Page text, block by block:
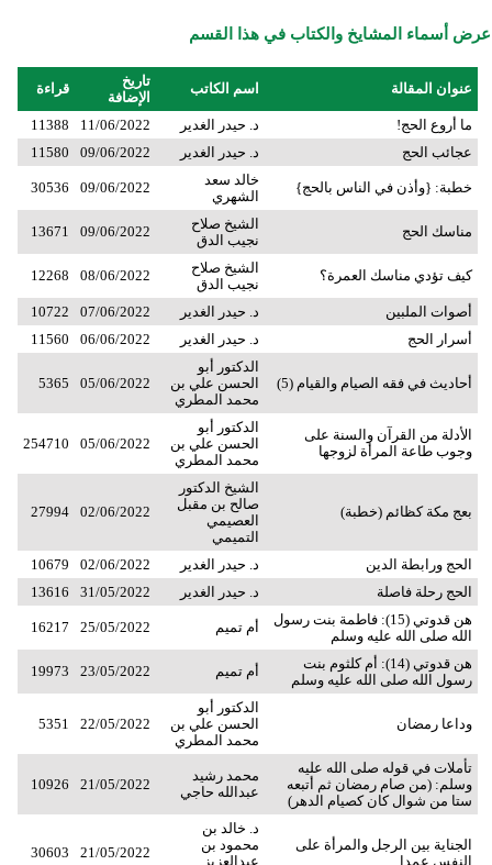
عرض أسماء المشايخ والكتاب في هذا القسم
عنوان المقالة اسم الكاتب
تاريخ
الإضافة
قراءة
ما أروع الحج! د. حيدر الغدير 11/06/2022
11388
عجائب الحج
د. حيدر الغدير 09/06/2022
11580
خطبة: {وأذن في الناس بالحج}
خالد سعد
الشهري
09/06/2022
30536
مناسك الحج
الشيخ صلاح
نجيب الدق
09/06/2022
13671
كيف تؤدي مناسك العمرة؟
الشيخ صلاح
نجيب الدق
08/06/2022
12268
أصوات الملبين د. حيدر الغدير 07/06/2022
10722
أسرار الحج
د. حيدر الغدير 06/06/2022
11560
أحاديث في فقه الصيام والقيام (5)
الدكتور أبو
الحسن علي بن
محمد المطري
05/06/2022
5365
الأدلة من القرآن والسنة على
وجوب طاعة المرأة لزوجها
الدكتور أبو
الحسن علي بن
محمد المطري
05/06/2022
254710
بعج مكة كظائم (خطبة)
الشيخ الدكتور
صالح بن مقبل
العصيمي
التميمي
02/06/2022
27994
الحج ورابطة الدين د. حيدر الغدير 02/06/2022
10679
الحج رحلة فاصلة
د. حيدر الغدير 31/05/2022
13616
هن قدوتي (15): فاطمة بنت رسول
الله صلى الله عليه وسلم
أم تميم 25/05/2022
16217
هن قدوتي (14): أم كلثوم بنت
رسول الله صلى الله عليه وسلم
أم تميم 23/05/2022
19973
وداعا رمضان
الدكتور أبو
الحسن علي بن
محمد المطري
22/05/2022
5351
تأملات في قوله صلى الله عليه
وسلم: (من صام رمضان ثم أتبعه
ستا من شوال كان كصيام الدهر)
محمد رشيد
عبدالله حاجي
21/05/2022
10926
الجناية بين الرجل والمرأة على
النفس عمدا
د. خالد بن
محمود بن
عبدالعزيز
21/05/2022
30603